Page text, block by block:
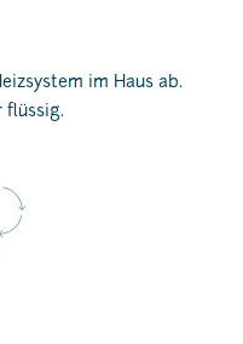
im Haus ab.
flüssig.